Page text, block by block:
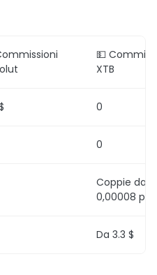
💵
XTB
0
0
Coppie da
0,00008 pip
Da 3.3 $